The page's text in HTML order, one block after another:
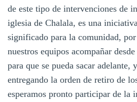
de este tipo de intervenciones de
iglesia de Chalala, es una
significado para la comunidad,
nuestros equipos acompañar
para que se pueda sacar adelante,
entregando la orden de retiro de
esperamos pronto participar de la